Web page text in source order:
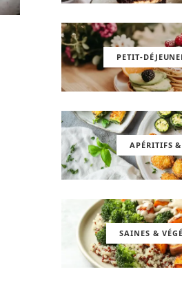
PETIT-
APÉRITIFS &
SAINES &